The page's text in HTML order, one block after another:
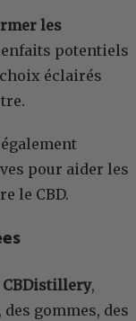
les
potentiels
éclairés
pour aider les
le CBD.
CBDistillery,
gommes, des